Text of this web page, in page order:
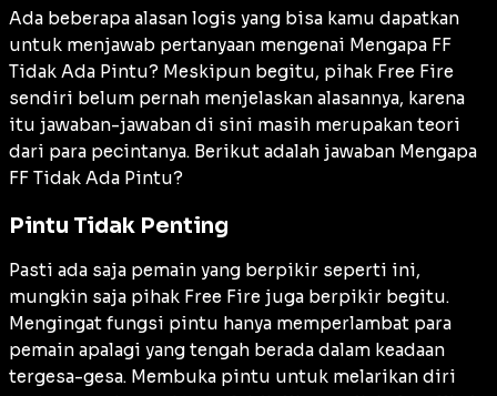
Ada beberapa alasan logis yang bisa kamu dapatkan
untuk menjawab pertanyaan mengenai Mengapa FF
Tidak Ada Pintu? Meskipun begitu, pihak Free Fire
sendiri belum pernah menjelaskan alasannya, karena
itu jawaban-jawaban di sini masih merupakan teori
dari para pecintanya. Berikut adalah jawaban Mengapa
FF Tidak Ada Pintu?
Pintu Tidak Penting
Pasti ada saja pemain yang berpikir seperti ini,
mungkin saja pihak Free Fire juga berpikir begitu.
Mengingat fungsi pintu hanya memperlambat para
pemain apalagi yang tengah berada dalam keadaan
tergesa-gesa. Membuka pintu untuk melarikan diri